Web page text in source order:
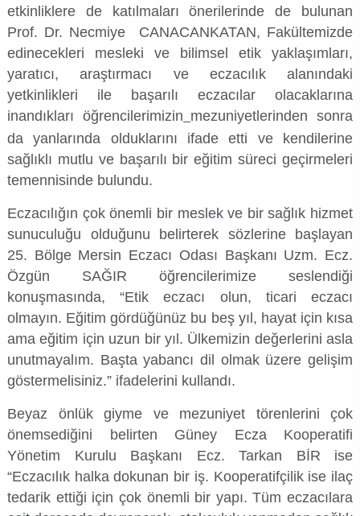
etkinliklere de katılmaları önerilerinde de bulunan
Prof. Dr. Necmiye CANACANKATAN, Fakültemizde
edinecekleri mesleki ve bilimsel etik yaklaşımları,
yaratıcı, araştırmacı ve eczacılık alanındaki
yetkinlikleri ile başarılı eczacılar olacaklarına
inandıkları öğrencilerimizin mezuniyetlerinden sonra
da yanlarında olduklarını ifade etti ve kendilerine
sağlıklı mutlu ve başarılı bir eğitim süreci geçirmeleri
temennisinde bulundu.
Eczacılığın çok önemli bir meslek ve bir sağlık hizmet
sunuculuğu olduğunu belirterek sözlerine başlayan
25. Bölge Mersin Eczacı Odası Başkanı Uzm. Ecz.
Özgün SAĞIR öğrencilerimize seslendiği
konuşmasında, “Etik eczacı olun, ticari eczacı
olmayın. Eğitim gördüğünüz bu beş yıl, hayat için kısa
ama eğitim için uzun bir yıl. Ülkemizin değerlerini asla
unutmayalım. Başta yabancı dil olmak üzere gelişim
göstermelisiniz.” ifadelerini kullandı.
Beyaz önlük giyme ve mezuniyet törenlerini çok
önemsediğini belirten Güney Ecza Kooperatifi
Yönetim Kurulu Başkanı Ecz. Tarkan BİR ise
“Eczacılık halka dokunan bir iş. Kooperatifçilik ise ilaç
tedarik ettiği için çok önemli bir yapı. Tüm eczacılara
Kalibrasyon Uygulama ve Araştırma Merkezi
Kariyer Merkezi
Kilikia Arkeolojisi Araştırma Merkezi
Nükleer Bilimler Uygulama ve Araştırma Merkezi
Ölçme ve Değerlendirme Uygulama ve Araştırma Merkezi
Özel Yetenekliler Eğitimi Uygulama ve Araştırma Merkezi
Restorasyon ve Koruma Merkezi
Sürdürülebilir Çevre Uygulama ve Araştırma Merkezi